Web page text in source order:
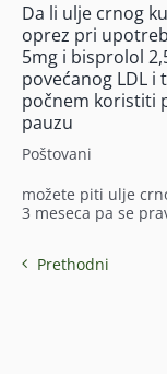
Da li ulje crnog
oprez pri
5mg i bisprolol
povećanog LDL i
počnem koristiti
pauzu
Poštovani
možete piti ulje
3 meseca pa se
Prethodni